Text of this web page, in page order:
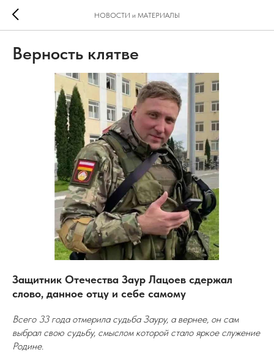
НОВОСТИ и МАТЕРИАЛЫ
Верность клятве
Защитник Отечества Заур Лацоев сдержал
слово, данное отцу и себе самому
Всего 33 года отмерила судьба Зауру, а вернее, он сам
выбрал свою судьбу, смыслом которой стало яркое служение
Родине.